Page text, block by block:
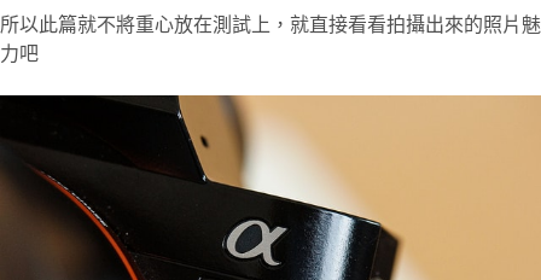
所以此篇就不將重心放在測試上，就直接看看拍攝出來的照片魅
力吧